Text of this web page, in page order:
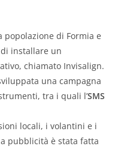
popolazione di Formia e
installare un
chiamato Invisalign.
una campagna
tra i quali l’SMS
locali, i volantini e i
pubblicità è stata fatta